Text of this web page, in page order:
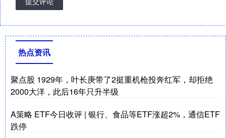
热点资讯
聚点股 1929年，叶长庚带了2挺重机枪投奔红军，却拒绝
2000大洋，此后16年只升半级
A策略 ETF今日收评 | 银行、食品等ETF涨超2%，通信ETF
跌停